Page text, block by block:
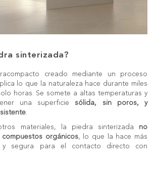
sinterizada?
creado mediante un proceso
lo que la naturaleza hace durante miles
horas. Se somete a altas temperaturas y
una superficie sólida, sin poros, y
materiales, la piedra sinterizada no
orgánicos, lo que la hace más
y segura para el contacto directo con